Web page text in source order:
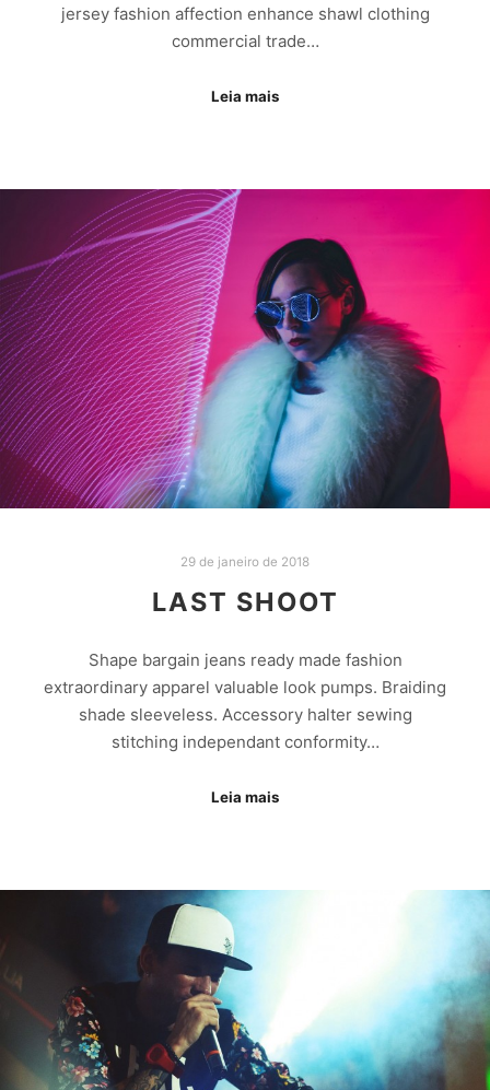
jersey fashion affection enhance shawl clothing
commercial trade…
Leia mais
29 de janeiro de 2018
LAST SHOOT
Shape bargain jeans ready made fashion
extraordinary apparel valuable look pumps. Braiding
shade sleeveless. Accessory halter sewing
stitching independant conformity…
Leia mais